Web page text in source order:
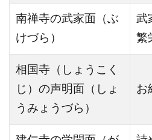
南禅寺の武家面（ぶ
けづら）
武
繁
相国寺（しょうこく
じ）の声明面（しょ
うみょうづら）
お